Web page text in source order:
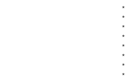
*
*
*
*
*
*